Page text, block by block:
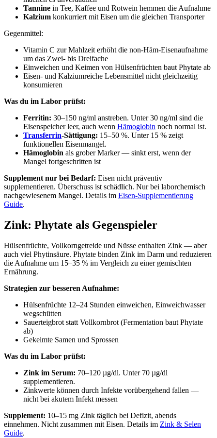
Tannine in Tee, Kaffee und Rotwein hemmen die Aufnahme
Kalzium konkurriert mit Eisen um die gleichen Transporter
Gegenmittel:
Vitamin C zur Mahlzeit erhöht die non-Häm-Eisenaufnahme
um das Zwei- bis Dreifache
Einweichen und Keimen von Hülsenfrüchten baut Phytate ab
Eisen- und Kalziumreiche Lebensmittel nicht gleichzeitig
konsumieren
Was du im Labor prüfst:
Ferritin: 30–150 ng/ml anstreben. Unter 30 ng/ml sind die
Eisenspeicher leer, auch wenn Hämoglobin noch normal ist.
Transferrin-Sättigung: 15–50 %. Unter 15 % zeigt
funktionellen Eisenmangel.
Hämoglobin als grober Marker — sinkt erst, wenn der
Mangel fortgeschritten ist
Supplement nur bei Bedarf: Eisen nicht präventiv
supplementieren. Überschuss ist schädlich. Nur bei laborchemisch
nachgewiesenem Mangel. Details im Eisen-Supplementierung
Guide.
Zink: Phytate als Gegenspieler
Hülsenfrüchte, Vollkorngetreide und Nüsse enthalten Zink — aber
auch viel Phytinsäure. Phytate binden Zink im Darm und reduzieren
die Aufnahme um 15–35 % im Vergleich zu einer gemischten
Ernährung.
Strategien zur besseren Aufnahme:
Hülsenfrüchte 12–24 Stunden einweichen, Einweichwasser
wegschütten
Sauerteigbrot statt Vollkornbrot (Fermentation baut Phytate
ab)
Gekeimte Samen und Sprossen
Was du im Labor prüfst:
Zink im Serum: 70–120 µg/dl. Unter 70 µg/dl
supplementieren.
Zinkwerte können durch Infekte vorübergehend fallen —
nicht bei akutem Infekt messen
Supplement: 10–15 mg Zink täglich bei Defizit, abends
einnehmen. Nicht zusammen mit Eisen. Details im Zink & Selen
Guide.